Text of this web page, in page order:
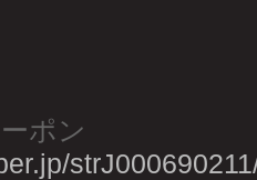
ポン